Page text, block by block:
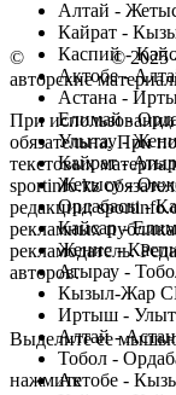
Алтай -
Кайрат -
Каспий -
Актобе -
Астана -
Елимай -
Улытау -
Кайрат -
Жетысу -
Ордабасы -
Кайсар -
Женис -
Атырау -
Кызыл-Жар
Иртыш -
Алтай -
Тобол -
Актобе -
© Copyright© 2025
авторские
При
обязательна. При
текстовых
sportinfo.kz
редакции:
рекламных
рекламодатель.
авторов.
Заметили ошибку в
Выделите ее
нажмите